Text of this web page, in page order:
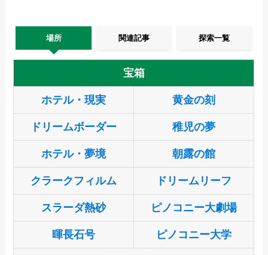
場所 関連記事 探索一覧
宝箱
ホテル・現実 黄金の刻
ドリームボーダー 稚児の夢
ホテル・夢境 朝露の館
クラークフィルム ドリームリーフ
スラーダ熱砂 ピノコニー大劇場
暉長石号 ピノコニー大学